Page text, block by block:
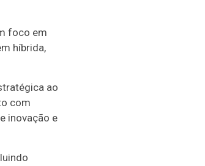
foco em
híbrida,
ao
com
inovação e